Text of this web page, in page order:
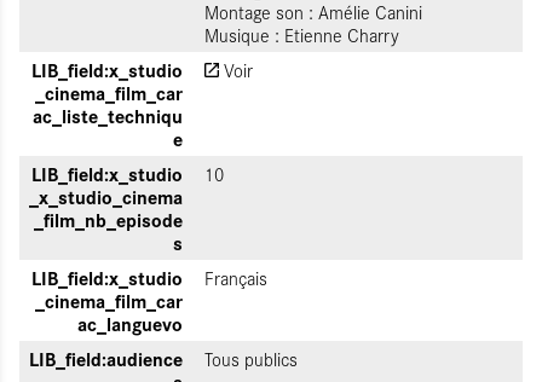
Montage son : Amélie Canini
Musique : Etienne Charry
LIB_field:x_studio
_cinema_film_car
ac_liste_techniqu
e
Voir
LIB_field:x_studio
_x_studio_cinema
_film_nb_episode
s
10
LIB_field:x_studio
_cinema_film_car
ac_languevo
Français
LIB_field:audience
Tous publics